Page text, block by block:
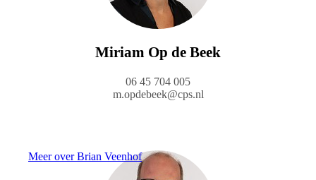
Miriam Op de Beek
06 45 704 005
m.opdebeek@cps.nl
Meer over Brian Veenhof